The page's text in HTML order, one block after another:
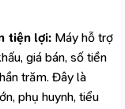
tiện lợi:Máy hỗ trợ
giá bán, số tiền
trăm. Đây là
phụ huynh, tiểu